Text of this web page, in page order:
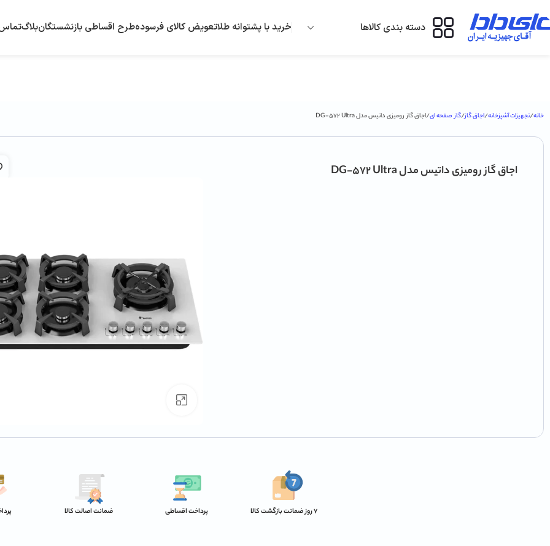
دسته بندی کالاها خرید با پشتوانه طلاتعویض کالای فرسودهطرح اقساطی بازنشستگانبلاگتماس
خانه تجهیزات آشپزخانه اجاق گاز گاز صفحه ای اجاق گاز رومیزی داتیس مدل DG-572 Ultra
اجاق گاز رومیزی داتیس مدل DG-572 Ultra
7 روز ضمانت بازگشت کالا پرداخت اقساطی ضمانت اصالت کالا